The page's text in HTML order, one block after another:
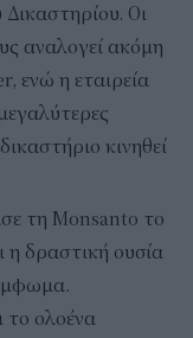
Οι
αναλογεί ακόμη
ενώ η εταιρεία
κινηθεί
τη Monsanto το
η δραστική ουσία
το ολοένα